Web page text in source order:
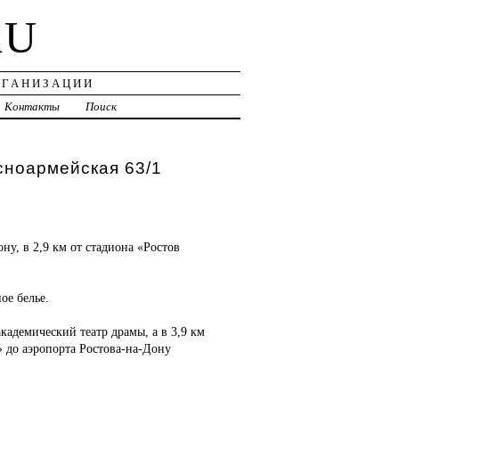
Контакты Поиск
63/1
в 2,9 км от стадиона «Ростов
белье.
театр драмы, а в 3,9 км
аэропорта Ростова-на-Дону